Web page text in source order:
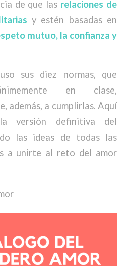
de que las relaciones de
y estén basadas en
mutuo, la confianza y
sus diez normas, que
en clase,
además, a cumplirlas. Aquí
versión definitiva del
las ideas de todas las
a unirte al reto del amor